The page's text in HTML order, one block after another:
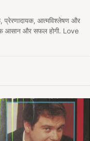
प्रेरणादायक, आत्मविश्लेषण और
आसान और सफल होगी. Love